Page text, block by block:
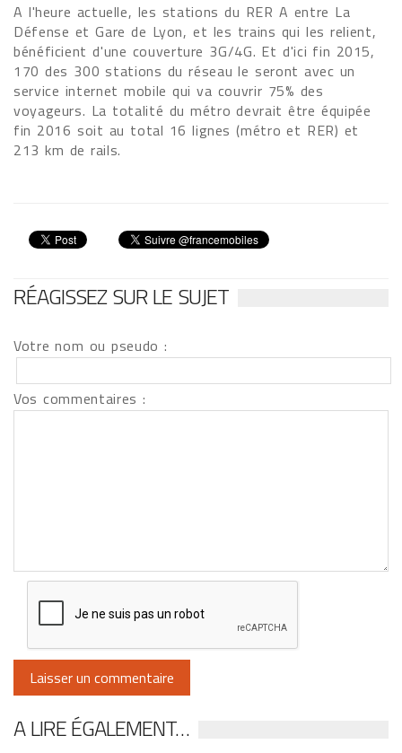
A l'heure actuelle, les stations du RER A entre La
Défense et Gare de Lyon, et les trains qui les relient,
bénéficient d'une couverture 3G/4G. Et d'ici fin 2015,
170 des 300 stations du réseau le seront avec un
service internet mobile qui va couvrir 75% des
voyageurs. La totalité du métro devrait être équipée
fin 2016 soit au total 16 lignes (métro et RER) et
213 km de rails.
RÉAGISSEZ SUR LE SUJET
Votre nom ou pseudo :
Vos commentaires :
A LIRE ÉGALEMENT…